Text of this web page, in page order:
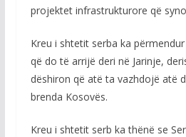
projektet infrastrukturore që
Kreu i shtetit serba ka
që do të arrijë deri në Jarinje,
dëshiron që atë ta vazhdojë atë
brenda Kosovës.
Kreu i shtetit serb ka thënë se